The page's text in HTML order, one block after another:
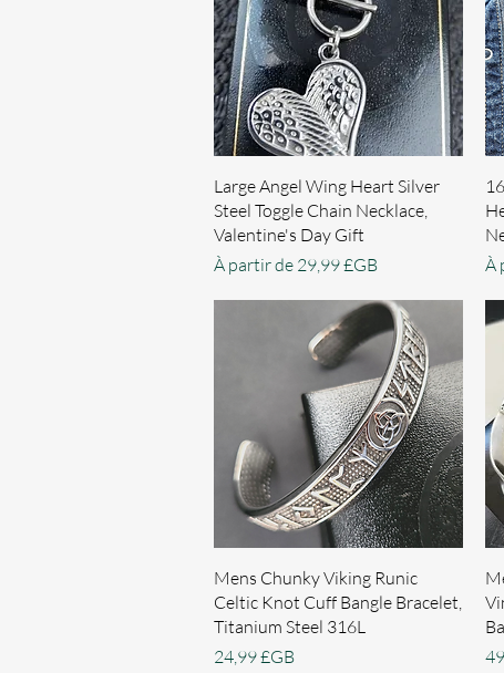
Aperçu rapide
Large Angel Wing Heart Silver
Steel Toggle Chain Necklace,
Valentine's Day Gift
À partir de 29,99 £GB
Prix promotionnel
À
Aperçu rapide
Mens Chunky Viking Runic
Celtic Knot Cuff Bangle Bracelet,
Titanium Steel 316L
Prix
24,99 £GB